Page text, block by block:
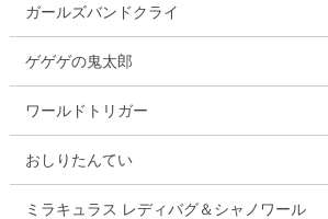
ガールズバンドクライ
ゲゲゲの鬼太郎
ワールドトリガー
おしりたんてい
ミラキュラス レディバグ＆シャノワール